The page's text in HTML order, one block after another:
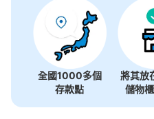
全國1000多個
存款點
將其放
儲物